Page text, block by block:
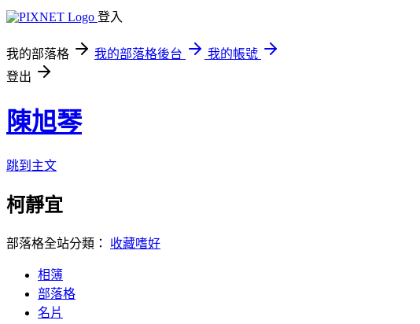
登入
我的部落格 我的部落格後台
我的帳號
登出
陳旭琴
跳到主文
柯靜宜
部落格全站分類： 收藏嗜好
相簿
部落格
名片